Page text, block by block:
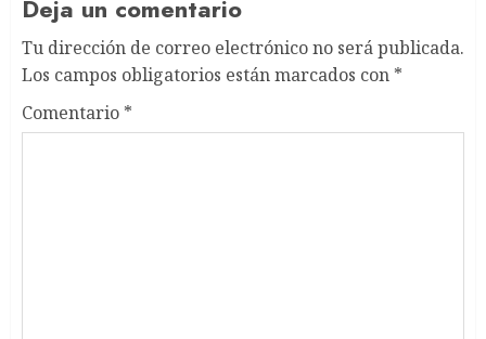
Deja un comentario
Tu dirección de correo electrónico no será publicada.
Los campos obligatorios están marcados con *
Comentario *